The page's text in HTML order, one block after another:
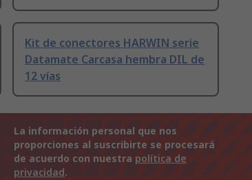
Kit de conectores HARWIN serie
Datamate Carcasa hembra DIL de
12 vías
La información personal que nos
proporciones al suscribirte se procesará
de acuerdo con nuestra política de
privacidad.